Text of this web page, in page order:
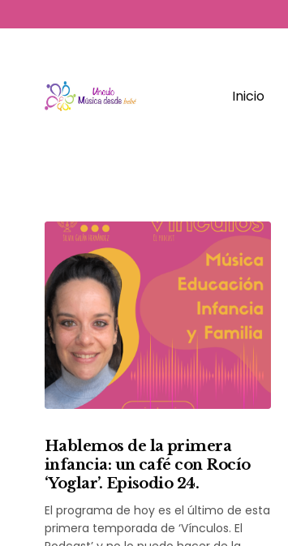
Inicio
Hablemos de la primera
infancia: un café con Rocío
‘Yoglar’. Episodio 24.
El programa de hoy es el último de esta
primera temporada de ‘Vínculos. El